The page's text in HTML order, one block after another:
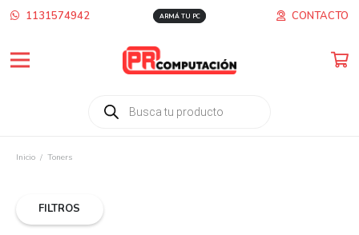
1131574942 ARMÁ TU PC CONTACTO
Búsqueda
de
Inicio / Toners
FILTROS